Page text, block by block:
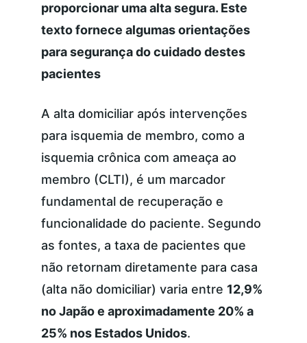
proporcionar uma alta segura. Este
texto fornece algumas orientações
para segurança do cuidado destes
pacientes
A alta domiciliar após intervenções
para isquemia de membro, como a
isquemia crônica com ameaça ao
membro (CLTI), é um marcador
fundamental de recuperação e
funcionalidade do paciente. Segundo
as fontes, a taxa de pacientes que
não retornam diretamente para casa
(alta não domiciliar) varia entre 12,9%
no Japão e aproximadamente 20% a
25% nos Estados Unidos.